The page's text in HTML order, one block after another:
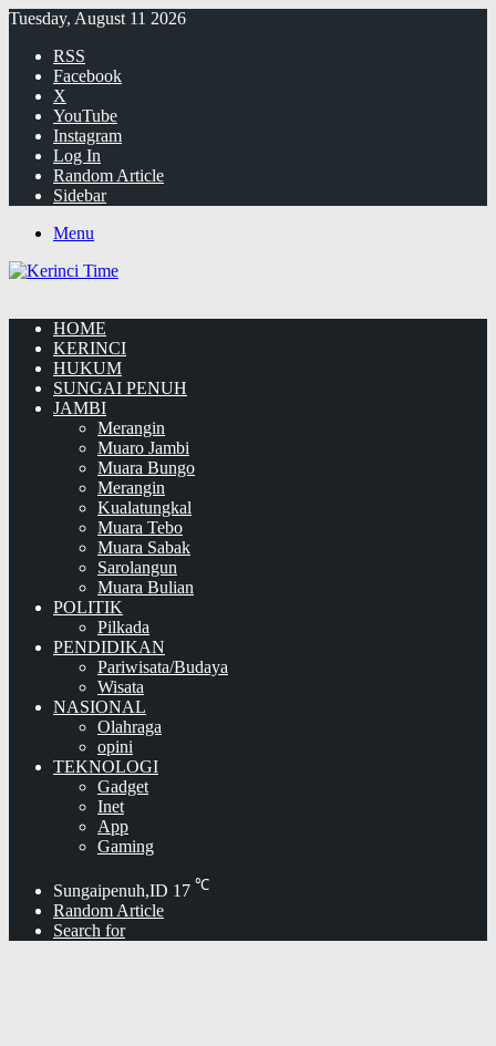
Tuesday, August 11 2026
RSS
Facebook
X
YouTube
Instagram
Log In
Random Article
Sidebar
Menu
HOME
KERINCI
HUKUM
SUNGAI PENUH
JAMBI
Merangin
Muaro Jambi
Muara Bungo
Merangin
Kualatungkal
Muara Tebo
Muara Sabak
Sarolangun
Muara Bulian
POLITIK
Pilkada
PENDIDIKAN
Pariwisata/Budaya
Wisata
NASIONAL
Olahraga
opini
TEKNOLOGI
Gadget
Inet
App
Gaming
Sungaipenuh,ID 17 ℃
Random Article
Search for